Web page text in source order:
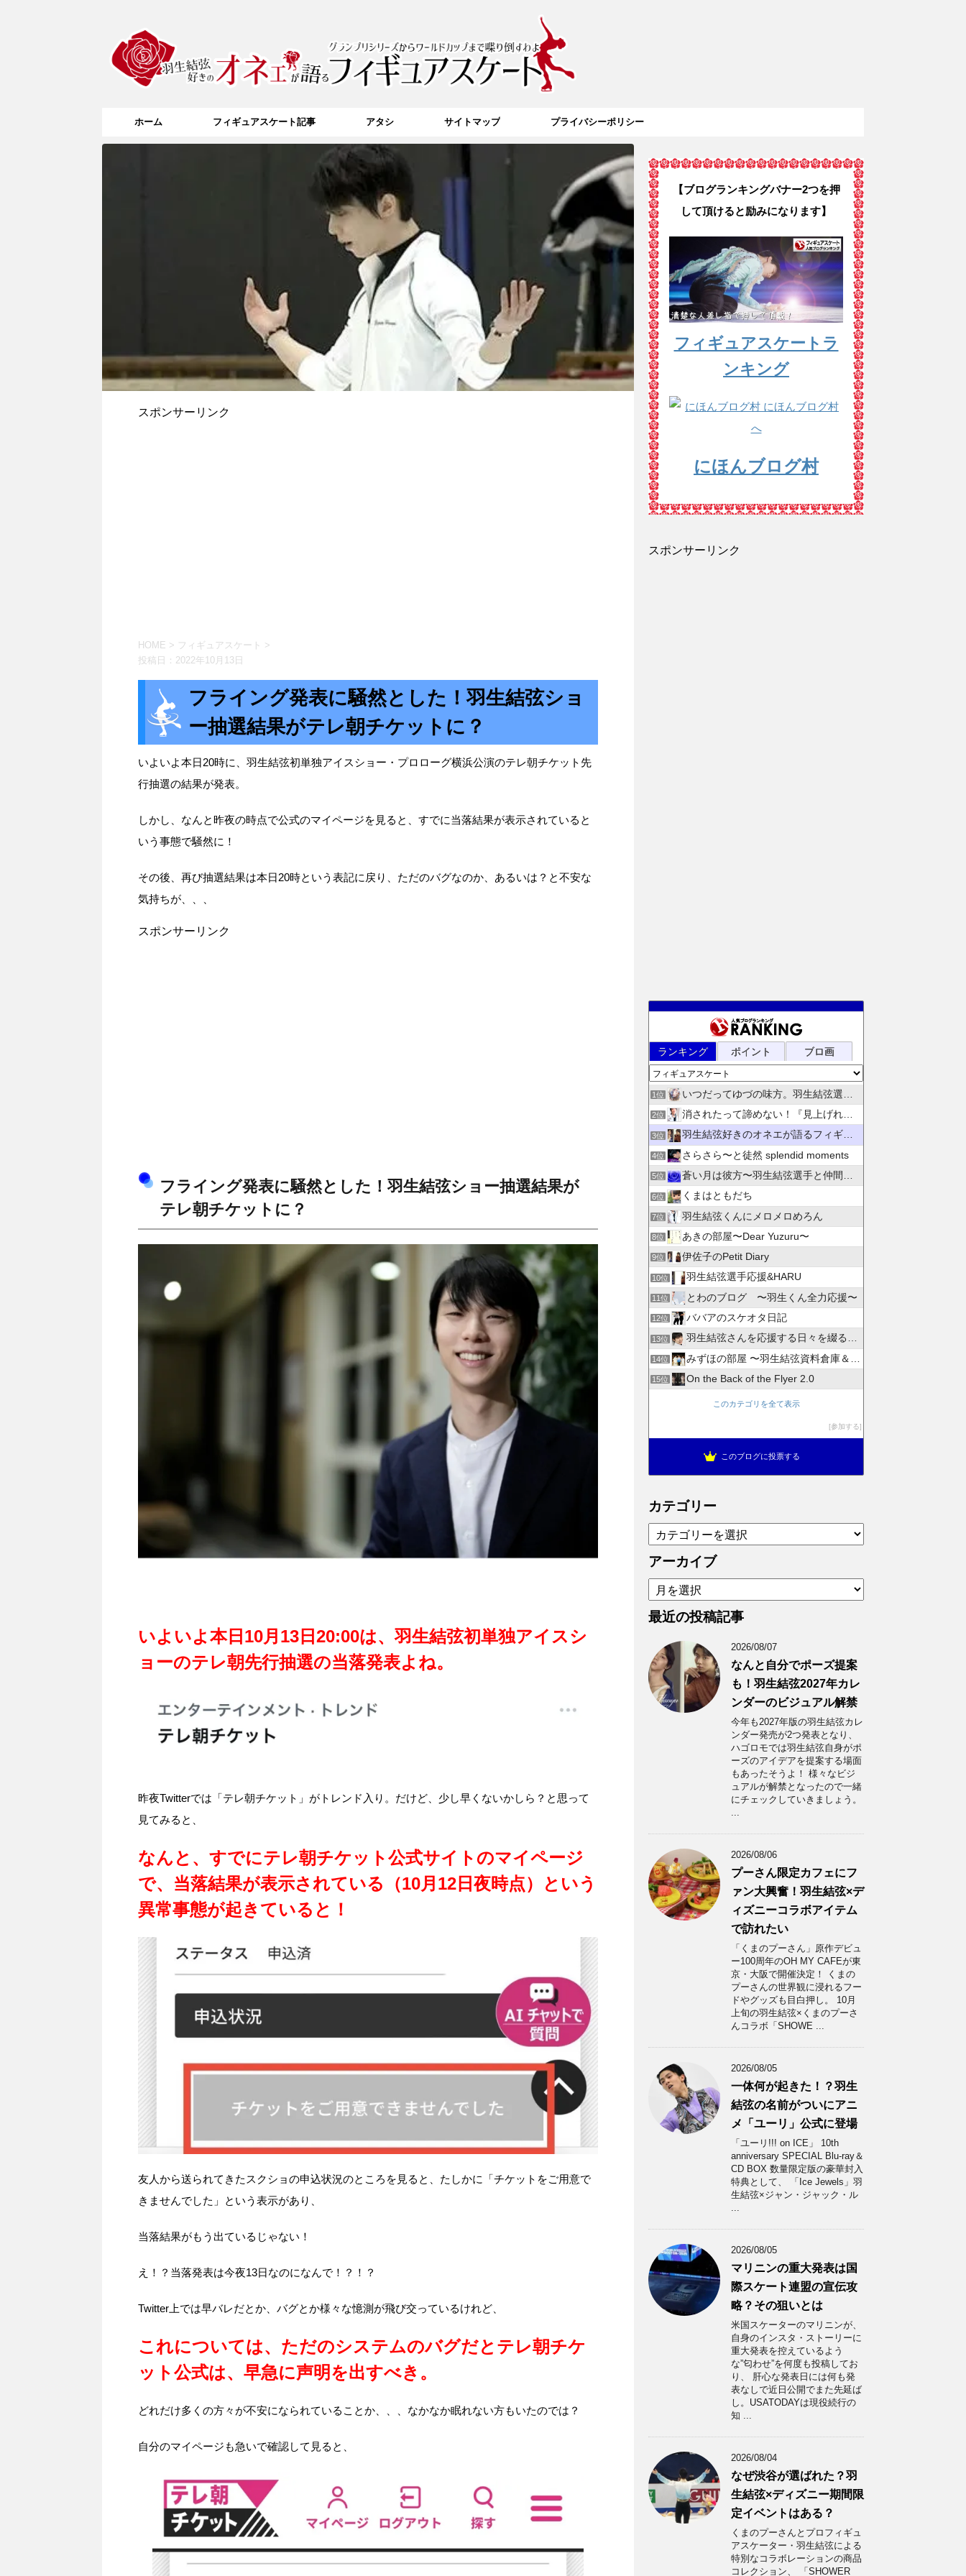
ホーム フィギュアスケート記事 アタシ サイトマップ プライバシーポリシー
スポンサーリンク
HOME > フィギュアスケート
>
投稿日： 2022年10月13日
フライング発表に騒然とした！羽生結弦ショ
ー抽選結果がテレ朝チケットに？
いよいよ本日20時に、羽生結弦初単独アイスショー・プロローグ横浜公演のテレ朝チケット先
行抽選の結果が発表。
しかし、なんと昨夜の時点で公式のマイページを見ると、すでに当落結果が表示されていると
いう事態で騒然に！
その後、再び抽選結果は本日20時という表記に戻り、ただのバグなのか、あるいは？と不安な
気持ちが、、、
スポンサーリンク
フライング発表に騒然とした！羽生結弦ショー抽選結果が
テレ朝チケットに？
いよいよ本日10月13日20:00は、羽生結弦初単独アイスシ
ョーのテレ朝先行抽選の当落発表よね。
昨夜Twitterでは「テレ朝チケット」がトレンド入り。だけど、少し早くないかしら？と思って
見てみると、
なんと、すでにテレ朝チケット公式サイトのマイページ
で、当落結果が表示されている（10月12日夜時点）という
異常事態が起きていると！
友人から送られてきたスクショの申込状況のところを見ると、たしかに「チケットをご用意で
きませんでした」という表示があり、
当落結果がもう出ているじゃない！
え！？当落発表は今夜13日なのになんで！？！？
Twitter上では早バレだとか、バグとか様々な憶測が飛び交っているけれど、
これについては、ただのシステムのバグだとテレ朝チケ
ット公式は、早急に声明を出すべき。
どれだけ多くの方々が不安になられていることか、、、なかなか眠れない方もいたのでは？
自分のマイページも急いで確認して見ると、
【ブログランキングバナー2つを押
して頂けると励みになります】
フィギュアスケートラ
ンキング
にほんブログ村
スポンサーリンク
ランキング ポイント ブロ画
1位 いつだってゆづの味方。羽生結弦選手応援団 紫色のブログ
2位 消されたって諦めない！『見上げれば、青空 』別館
3位 羽生結弦好きのオネエが語るフィギュアスケート
4位 さらさら〜と徒然 splendid moments
5位 蒼い月は彼方〜羽生結弦選手と仲間たちの日々を花束にして〜
6位 くまはともだち
7位 羽生結弦くんにメロメロめろん
8位 あきの部屋〜Dear Yuzuru〜
9位 伊佐子のPetit Diary
10位 羽生結弦選手応援&HARU
11位 とわのブログ 〜羽生くん全力応援〜
12位 ババアのスケオタ日記
13位 羽生結弦さんを応援する日々を綴るブログ
14位 みずほの部屋 〜羽生結弦資料倉庫＆徒然日記〜
15位 On the Back of the Flyer 2.0
このカテゴリを全て表示
参加する
このブログに投票する
カテゴリー
テ
ゴ
ー
アーカイブ
ア
ー
カ
最近の投稿記事
2026/08/07
なんと自分でポーズ提案
も！羽生結弦2027年カレ
ンダーのビジュアル解禁
今年も2027年版の羽生結弦カレ
ンダー発売が2つ発表となり、
ハゴロモでは羽生結弦自身がポ
ーズのアイデアを提案する場面
もあったそうよ！ 様々なビジ
ュアルが解禁となったので一緒
にチェックしていきましょう。
...
2026/08/06
プーさん限定カフェにフ
ァン大興奮！羽生結弦×デ
ィズニーコラボアイテム
で訪れたい
「くまのプーさん」原作デビュ
ー100周年のOH MY CAFEが東
京・大阪で開催決定！ くまの
プーさんの世界観に浸れるフー
ドやグッズも目白押し。 10月
上旬の羽生結弦×くまのプーさ
んコラボ「SHOWE ...
2026/08/05
一体何が起きた！？羽生
結弦の名前がついにアニ
メ「ユーリ」公式に登場
「ユーリ!!! on ICE」 10th
anniversary SPECIAL Blu-ray＆
CD BOX 数量限定版の豪華封入
特典として、 「Ice Jewels」羽
生結弦×ジャン・ジャック・ル
...
2026/08/05
マリニンの重大発表は国
際スケート連盟の宣伝攻
略？その狙いとは
米国スケーターのマリニンが、
自身のインスタ・ストーリーに
重大発表を控えているよう
な”匂わせ”を何度も投稿してお
り、 肝心な発表日には何も発
表なしで近日公開でまた先延ば
し。USATODAYは現役続行の
知 ...
2026/08/04
なぜ渋谷が選ばれた？羽
生結弦×ディズニー期間限
定イベントはある？
くまのプーさんとプロフィギュ
アスケーター・羽生結弦による
特別なコラボレーションの商品
コレクション、 「SHOWER